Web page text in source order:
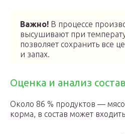
Важно! В процессе
высушивают при
позволяет сохранить все
и запах.
Оценка и анализ
Около 86 % продуктов —
корма, в состав может